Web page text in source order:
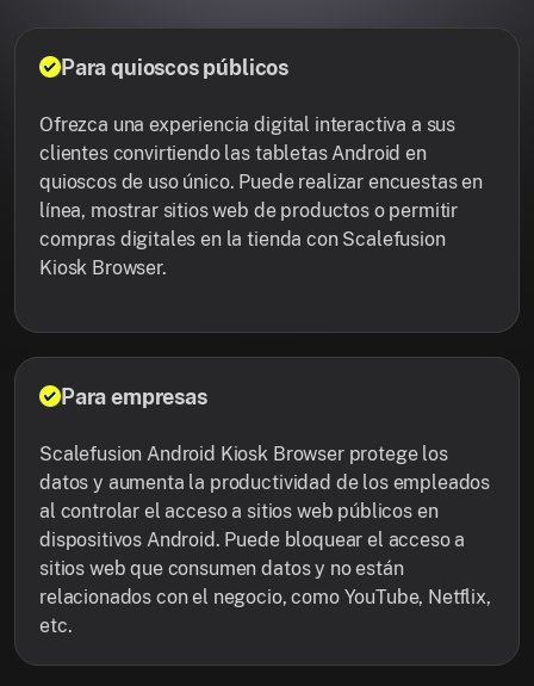
Para quioscos públicos
Ofrezca una experiencia digital interactiva a sus
clientes convirtiendo las tabletas Android en
quioscos de uso único. Puede realizar encuestas en
línea, mostrar sitios web de productos o permitir
compras digitales en la tienda con Scalefusion
Kiosk Browser.
Para empresas
Scalefusion Android Kiosk Browser protege los
datos y aumenta la productividad de los empleados
al controlar el acceso a sitios web públicos en
dispositivos Android. Puede bloquear el acceso a
sitios web que consumen datos y no están
relacionados con el negocio, como YouTube, Netflix,
etc.